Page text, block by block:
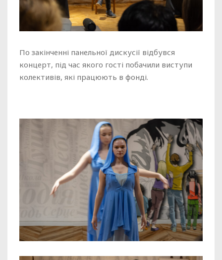
По закінченні панельної дискусії відбувся
концерт, під час якого гості побачили виступи
колективів, які працюють в фонді.